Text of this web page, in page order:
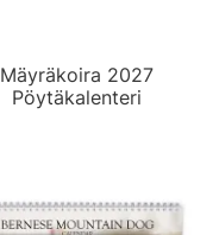
Mäyräkoira 2027
Pöytäkalenteri